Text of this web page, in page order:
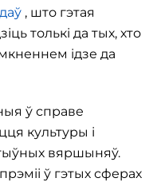
, што гэтая
толькі да тых, хто
ідзе да
ў справе
культуры і
вяршыняў.
ў гэтых сферах